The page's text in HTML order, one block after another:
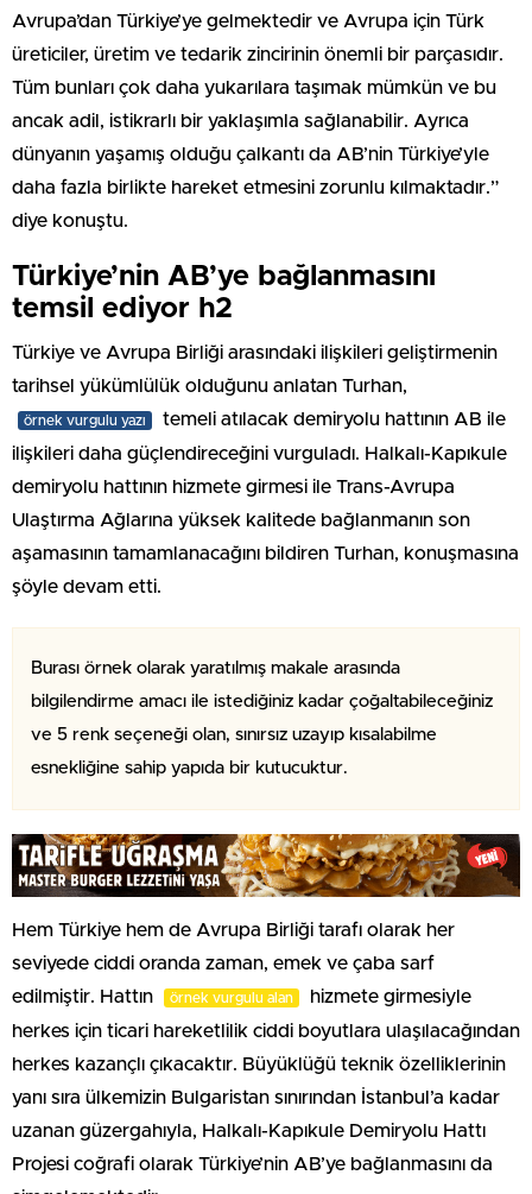
Avrupa’dan Türkiye’ye gelmektedir ve Avrupa için Türk
üreticiler, üretim ve tedarik zincirinin önemli bir parçasıdır.
Tüm bunları çok daha yukarılara taşımak mümkün ve bu
ancak adil, istikrarlı bir yaklaşımla sağlanabilir. Ayrıca
dünyanın yaşamış olduğu çalkantı da AB’nin Türkiye’yle
daha fazla birlikte hareket etmesini zorunlu kılmaktadır.”
diye konuştu.
Türkiye’nin AB’ye bağlanmasını
temsil ediyor h2
Türkiye ve Avrupa Birliği arasındaki ilişkileri geliştirmenin
tarihsel yükümlülük olduğunu anlatan Turhan,
örnek vurgulu yazı
temeli atılacak demiryolu hattının AB ile
ilişkileri daha güçlendireceğini vurguladı. Halkalı-Kapıkule
demiryolu hattının hizmete girmesi ile Trans-Avrupa
Ulaştırma Ağlarına yüksek kalitede bağlanmanın son
aşamasının tamamlanacağını bildiren Turhan, konuşmasına
şöyle devam etti.
Burası örnek olarak yaratılmış makale arasında
bilgilendirme amacı ile istediğiniz kadar çoğaltabileceğiniz
ve 5 renk seçeneği olan, sınırsız uzayıp kısalabilme
esnekliğine sahip yapıda bir kutucuktur.
Hem Türkiye hem de Avrupa Birliği tarafı olarak her
seviyede ciddi oranda zaman, emek ve çaba sarf
edilmiştir. Hattın
örnek vurgulu alan
hizmete girmesiyle
herkes için ticari hareketlilik ciddi boyutlara ulaşılacağından
herkes kazançlı çıkacaktır. Büyüklüğü teknik özelliklerinin
yanı sıra ülkemizin Bulgaristan sınırından İstanbul’a kadar
uzanan güzergahıyla, Halkalı-Kapıkule Demiryolu Hattı
Projesi coğrafi olarak Türkiye’nin AB’ye bağlanmasını da